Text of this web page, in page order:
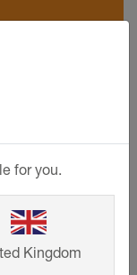
e
for you.
Kingdom